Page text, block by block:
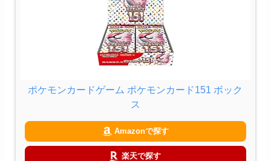
ポケモンカードゲーム ポケモンカード151 ボック
ス
Amazonで探す
楽天で探す